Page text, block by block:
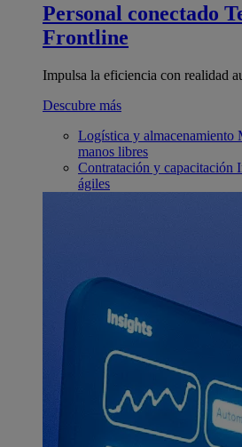
Personal conectado
Frontline
Impulsa la eficiencia con realidad
Descubre más
Logística y almacenamiento
manos libres
Contratación y capacitación
ágiles